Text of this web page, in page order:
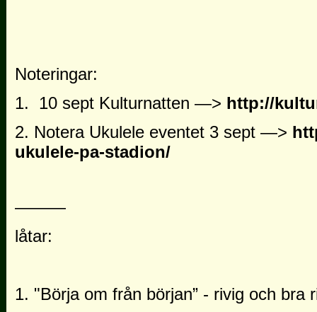
Noteringar:
1. 10 sept Kulturnatten —> http://
2. Notera Ukulele eventet 3 sept —>
ukulele-pa-stadion/
———
låtar:
1. "Börja om från början” - rivig och bra